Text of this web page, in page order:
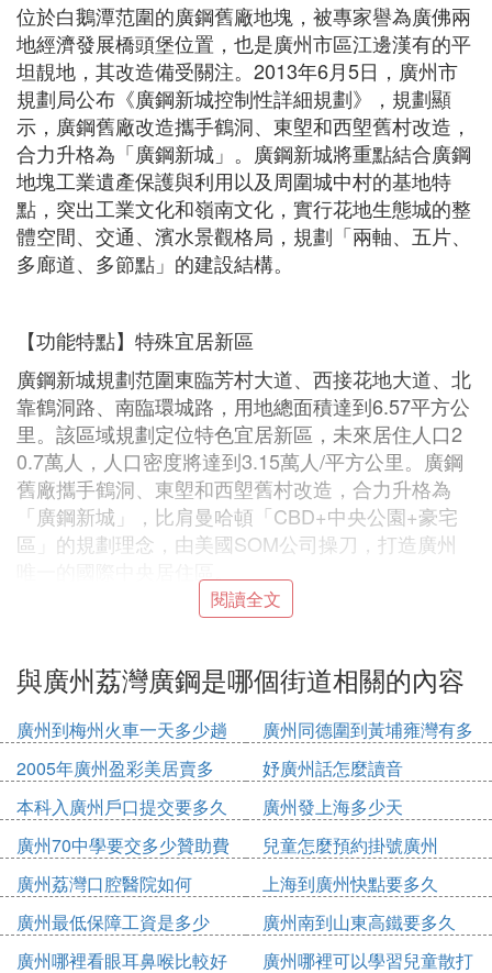
位於白鵝潭范圍的廣鋼舊廠地塊，被專家譽為廣佛兩
地經濟發展橋頭堡位置，也是廣州市區江邊漢有的平
坦靚地，其改造備受關注。2013年6月5日，廣州市
規劃局公布《廣鋼新城控制性詳細規劃》，規劃顯
示，廣鋼舊廠改造攜手鶴洞、東塱和西塱舊村改造，
合力升格為「廣鋼新城」。廣鋼新城將重點結合廣鋼
地塊工業遺產保護與利用以及周圍城中村的基地特
點，突出工業文化和嶺南文化，實行花地生態城的整
體空間、交通、濱水景觀格局，規劃「兩軸、五片、
多廊道、多節點」的建設結構。
【功能特點】特殊宜居新區
廣鋼新城規劃范圍東臨芳村大道、西接花地大道、北
靠鶴洞路、南臨環城路，用地總面積達到6.57平方公
里。該區域規劃定位特色宜居新區，未來居住人口2
0.7萬人，人口密度將達到3.15萬人/平方公里。廣鋼
舊廠攜手鶴洞、東塱和西塱舊村改造，合力升格為
「廣鋼新城」，比肩曼哈頓「CBD+中央公園+豪宅
區」的規劃理念，由美國SOM公司操刀，打造廣州
廣鋼新城的樓盤以廣鋼中央公園為中軸，南北兩邊分
的均價為2.5-3.4萬元/㎡。
【交通概述】出行方式多種選擇
軌道交通： 5條地鐵線，3條有軌電車
公路交通： 廣鋼新城未來將有1條高速，2條快速
路，5條主幹路、4橋4隧道
閱讀全文
與廣州荔灣廣鋼是哪個街道相關的內容
廣州到梅州火車一天多少趟
廣州同德圍到黃埔雍灣有多
少公里
2005年廣州盈彩美居賣多
少錢
妤廣州話怎麼讀音
本科入廣州戶口提交要多久
廣州發上海多少天
廣州70中學要交多少贊助費
兒童怎麼預約掛號廣州
廣州荔灣口腔醫院如何
上海到廣州快點要多久
廣州最低保障工資是多少
2020
廣州南到山東高鐵要多久
廣州哪裡看眼耳鼻喉比較好
廣州哪裡可以學習兒童散打